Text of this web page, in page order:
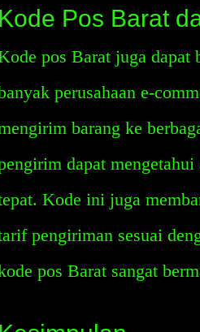
Kode Pos Barat
pos Barat juga dapat
perusahaan e-
barang ke
dapat
Kode ini juga
pengiriman sesuai
pos Barat sangat